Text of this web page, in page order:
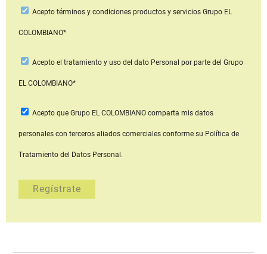
Aceptotérminos y condiciones productos y serviciosGrupo EL
COLOMBIANO*
Acepto el tratamiento y uso del dato Personal por parte del Grupo
EL COLOMBIANO*
Acepto que Grupo EL COLOMBIANOcomparta mis datos
personales con terceros aliados comerciales conforme su Política de
Tratamiento del Datos Personal.